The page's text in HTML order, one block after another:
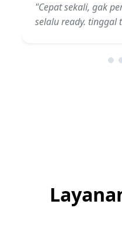
"Cepat sekali, gak
selalu ready. tinggal